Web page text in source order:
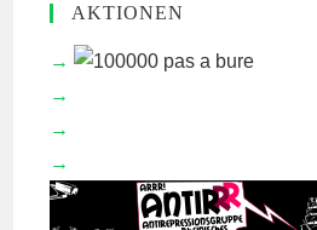
AKTIONEN